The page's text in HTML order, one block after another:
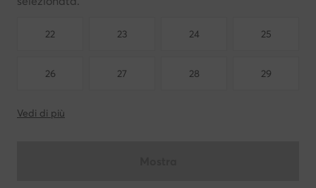
22 23 24 25
26 27 28 29
Vedi di più